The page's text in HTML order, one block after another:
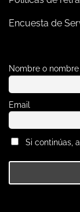
Encuesta de
Nombre o
Email
Si continúas,